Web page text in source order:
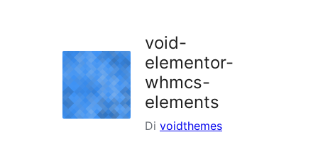
void-
elementor-
whmcs-
elements
Di voidthemes